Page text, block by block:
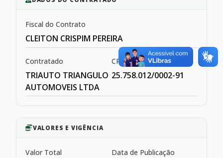
Fiscal do Contrato
CLEITON CRISPIM PEREIRA
Contratado
TRIAUTO TRIANGULO
AUTOMOVEIS LTDA
CPF/CNPJ
25.758.012/0002-91
VALORES E VIGÊNCIA
Valor Total Data de Publicação